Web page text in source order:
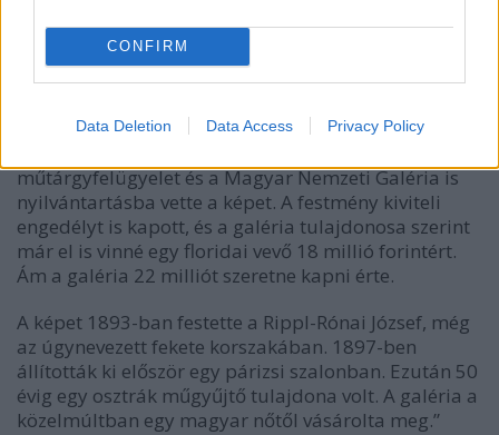
CONFIRM
Data Deletion Data Access Privacy Policy
legyenek apró kipergések, de ezeknek nincs nyoma,
és hiányolta róla a Rippl-Rónai-jegyeket is.
vetette alá a Fekete kalapos nőt. Nem rég érkezett
műtárgyfelügyelet és a Magyar Nemzeti Galéria is
nyilvántartásba vette a képet. A festmény kiviteli
engedélyt is kapott, és a galéria tulajdonosa szerint
már el is vinné egy floridai vevő 18 millió forintért.
Ám a galéria 22 milliót szeretne kapni érte.
A képet 1893-ban festette a Rippl-Rónai József, még
az úgynevezett fekete korszakában. 1897-ben
állították ki először egy párizsi szalonban. Ezután 50
évig egy osztrák műgyűjtő tulajdona volt. A galéria a
közelmúltban egy magyar nőtől vásárolta meg.”